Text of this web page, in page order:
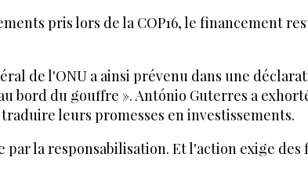
pris lors de la COP16, le financement
de l'ONU a ainsi prévenu dans une
bord du gouffre ». António Guterres a
leurs promesses en investissements.
par la responsabilisation. Et l'action exige